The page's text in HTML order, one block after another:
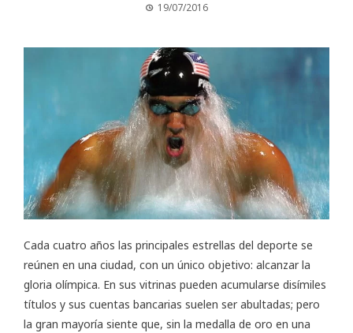
19/07/2016
Cada cuatro años las principales estrellas del deporte se
reúnen en una ciudad, con un único objetivo: alcanzar la
gloria olímpica. En sus vitrinas pueden acumularse disímiles
títulos y sus cuentas bancarias suelen ser abultadas; pero
la gran mayoría siente que, sin la medalla de oro en una